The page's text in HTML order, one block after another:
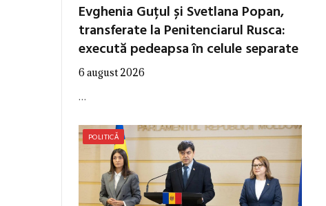
Evghenia Guțul și Svetlana Popan,
transferate la Penitenciarul Rusca:
execută pedeapsa în celule separate
6 august 2026
…
POLITICĂ